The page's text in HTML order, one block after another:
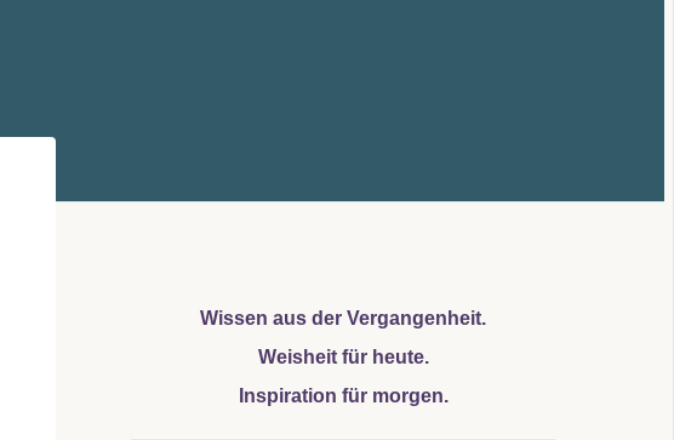
Wissen aus der Vergangenheit.
Weisheit für heute.
Inspiration für morgen.